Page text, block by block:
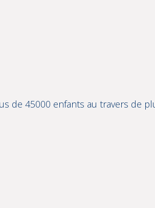
de 45000 enfants au travers de